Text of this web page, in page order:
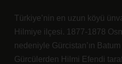
Türkiye’nin en uzun köyü
Hilmiye ilçesi. 1877-1878
nedeniyle Gürcistan’ın
Gürcülerden Hilmi Efendi